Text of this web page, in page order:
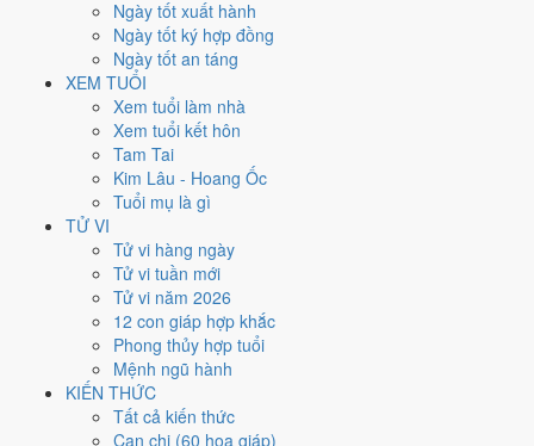
Ngày tốt xuất hành
Ngày tốt ký hợp đồng
Ngày tốt an táng
XEM TUỔI
Xem tuổi làm nhà
Xem tuổi kết hôn
Tam Tai
Kim Lâu - Hoang Ốc
Tuổi mụ là gì
TỬ VI
Tử vi hàng ngày
Tử vi tuần mới
Tử vi năm 2026
12 con giáp hợp khắc
Phong thủy hợp tuổi
Mệnh ngũ hành
KIẾN THỨC
Tất cả kiến thức
Can chi (60 hoa giáp)
Tiết Xử Thử
Canh Tý
Bính Ngọ
Ngày Nhâm Thân có TrựcKiến
Thiên Lao hắc đạo . Điểm trung bình 7 việc chính chỉ
Ngày Hung
, cần thận trọng với các quyết định lớn khó đảo ngược.
Tý, Thìn, Tỵhợp ngày; tuổiDần
Ngày 26/8/2026 chỉ đạt
để thay thế, xem mục xử lý bên dưới.